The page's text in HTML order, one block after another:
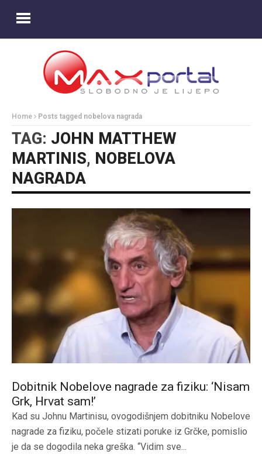
Home Posts tagged nobelova nagrada
TAG: JOHN MATTHEW
MARTINIS, NOBELOVA
NAGRADA
Dobitnik Nobelove nagrade za fiziku: ‘Nisam
Grk, Hrvat sam!’
Kad su Johnu Martinisu, ovogodišnjem dobitniku Nobelove
nagrade za fiziku, počele stizati poruke iz Grčke, pomislio
je da se dogodila neka greška. “Vidim sve...